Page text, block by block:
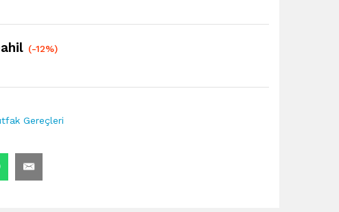
(-12%)
Gereçleri